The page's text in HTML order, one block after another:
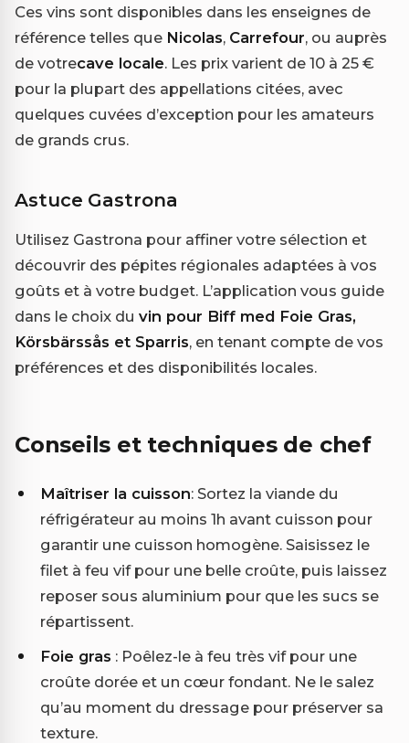
Ces vins sont disponibles dans les enseignes de
référence telles que Nicolas, Carrefour, ou auprès
de votrecave locale. Les prix varient de 10 à 25 €
pour la plupart des appellations citées, avec
quelques cuvées d’exception pour les amateurs
de grands crus.
Astuce Gastrona
Utilisez Gastrona pour affiner votre sélection et
découvrir des pépites régionales adaptées à vos
goûts et à votre budget. L’application vous guide
dans le choix du vin pour Biff med Foie Gras,
Körsbärssås et Sparris, en tenant compte de vos
préférences et des disponibilités locales.
Conseils et techniques de chef
Maîtriser la cuisson: Sortez la viande du
réfrigérateur au moins 1h avant cuisson pour
garantir une cuisson homogène. Saisissez le
filet à feu vif pour une belle croûte, puis laissez
reposer sous aluminium pour que les sucs se
répartissent.
Foie gras : Poêlez-le à feu très vif pour une
croûte dorée et un cœur fondant. Ne le salez
qu’au moment du dressage pour préserver sa
texture.